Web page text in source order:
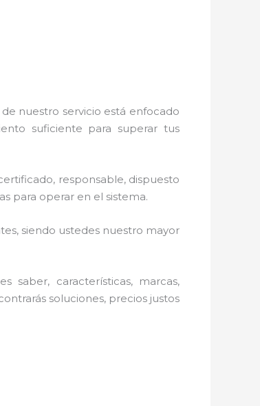
nuestro servicio está enfocado
suficiente para superar tus
responsable, dispuesto
para operar en el sistema.
siendo ustedes nuestro mayor
características, marcas,
soluciones, precios justos